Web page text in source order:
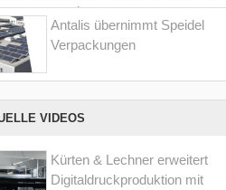
werden
Antalis übernimmt Speidel
Verpackungen
VIDEOS
Kürten & Lechner erweitert
Digitaldruckproduktion mit